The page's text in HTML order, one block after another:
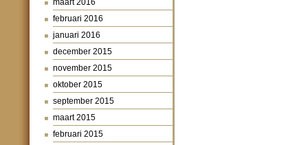
maart 2016
februari 2016
januari 2016
december 2015
november 2015
oktober 2015
september 2015
maart 2015
februari 2015